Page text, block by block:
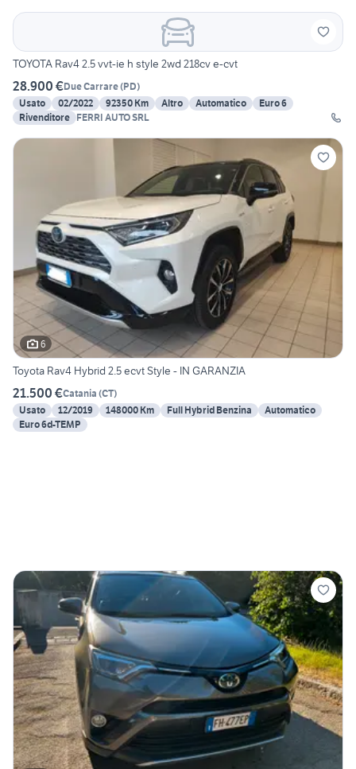
TOYOTA Rav4 2.5 vvt-ie h style 2wd 218cv e-cvt
28.900 €Due Carrare(PD)
Usato
02/2022 92350 Km Altro Automatico
Euro 6
Rivenditore FERRI AUTO SRL
6
Toyota Rav4 Hybrid 2.5 ecvt Style - IN GARANZIA
21.500 €Catania (CT)
Usato
12/2019 148000 Km Full Hybrid Benzina
Automatico
Euro 6d-TEMP